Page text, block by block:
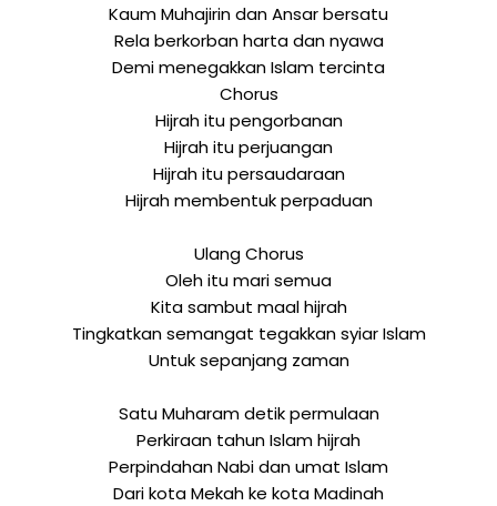
Kaum Muhajirin dan Ansar bersatu
Rela berkorban harta dan nyawa
Demi menegakkan Islam tercinta
Chorus
Hijrah itu pengorbanan
Hijrah itu perjuangan
Hijrah itu persaudaraan
Hijrah membentuk perpaduan
Ulang Chorus
Oleh itu mari semua
Kita sambut maal hijrah
Tingkatkan semangat tegakkan syiar Islam
Untuk sepanjang zaman
Satu Muharam detik permulaan
Perkiraan tahun Islam hijrah
Perpindahan Nabi dan umat Islam
Dari kota Mekah ke kota Madinah